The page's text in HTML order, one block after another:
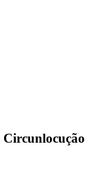
Circunlocução